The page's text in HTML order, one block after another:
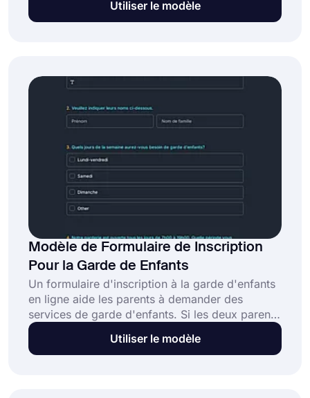
collecter facilement les informations ou le
Utiliser le modèle
Modèle de Formulaire de Inscription
Pour la Garde de Enfants
Un formulaire d'inscription à la garde d'enfants
en ligne aide les parents à demander des
services de garde d'enfants. Si les deux parents
travaillent, laisser l'enfant dans une garderie fait
toujours partie des meilleures options. Créez
Utiliser le modèle